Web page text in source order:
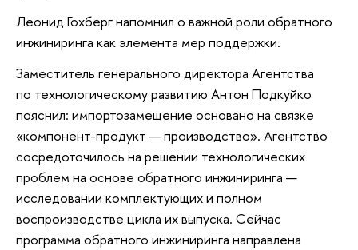
Леонид Гохберг напомнил о важной роли обратного
инжиниринга как элемента мер поддержки.
Заместитель генерального директора Агентства
по технологическому развитию Антон Подкуйко
пояснил: импортозамещение основано на связке
«компонент-продукт — производство». Агентство
сосредоточилось на решении технологических
проблем на основе обратного инжиниринга —
исследовании комплектующих и полном
воспроизводстве цикла их выпуска. Сейчас
программа обратного инжиниринга направлена